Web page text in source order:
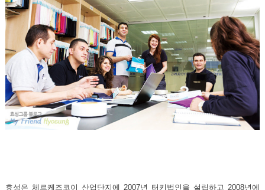
효성은 체르케즈코이 산업단지에 2007년 터키법인을 설립하고 2008년에